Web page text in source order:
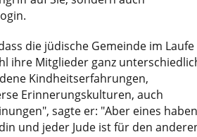
die jüdische Gemeinde im Laufe
ihre Mitglieder ganz
Kindheitserfahrungen,
Erinnerungskulturen, auch
sagte er: "Aber eines haben
und jeder Jude ist für den